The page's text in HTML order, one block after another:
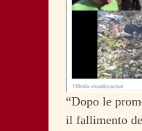
“Dopo le
il fallimento